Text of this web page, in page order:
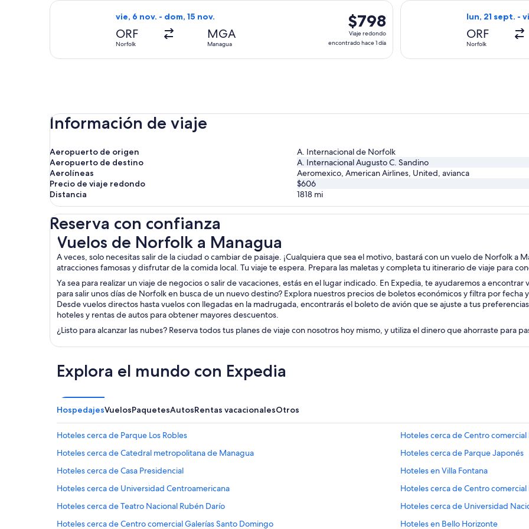
20
horas
vie, 6 nov. - dom, 15 nov.
ORF
Norfolk
MGA
Managua
$798
Viaje
redondo,
encontrado
$798
Viaje redondo
encontrado hace 1 día
Seleccionar vuelo de avianca, con salida el vie, 6 nov. desde Norfolk hacia Managua, con regreso
lun, 21 sept. -
ORF
Norfolk
Seleccionar
Información de viaje
Aeropuerto de origen
A. Internacional de Norfolk
Aeropuerto de destino
A. Internacional Augusto C. Sandino
Aerolíneas
Aeromexico, American Airlines, United, avianca
Precio de viaje redondo
$606
Distancia
1818 mi
Reserva con confianza
Vuelos de Norfolk a Managua
A veces, solo necesitas salir de la ciudad o cambiar de paisaje. ¡Cualquiera que sea el motivo, bastará con un vuelo de Norfolk a
atracciones famosas y disfrutar de la comida local. Tu viaje te espera. Prepara las maletas y completa tu itinerario de viaje para
Ya sea para realizar un viaje de negocios o salir de vacaciones, estás en el lugar indicado. En Expedia, te ayudaremos a encontrar
para salir unos días de Norfolk en busca de un nuevo destino? Explora nuestros precios de boletos económicos y filtra por fecha
Desde vuelos directos hasta vuelos con llegadas en la madrugada, encontrarás el boleto de avión que se ajuste a tus
hoteles y rentas de autos para obtener mayores descuentos.
¿Listo para alcanzar las nubes? Reserva todos tus planes de viaje con nosotros hoy mismo, y utiliza el dinero que ahorraste para
Vuelos de Norfolk a Managua
Explora el mundo con Expedia
HospedajesVuelosPaquetesAutosRentas vacacionalesOtros
Hoteles cerca de Parque Los Robles
Hoteles cerca de Centro comercial
Hoteles cerca de Catedral metropolitana de Managua
Hoteles cerca de Parque Japonés
Hoteles cerca de Casa Presidencial
Hoteles en Villa Fontana
Hoteles cerca de Universidad Centroamericana
Hoteles cerca de Centro
Hoteles cerca de Teatro Nacional Rubén Darío
Hoteles cerca de Universidad
Hoteles cerca de Centro comercial Galerías Santo Domingo
Hoteles en Bello Horizonte